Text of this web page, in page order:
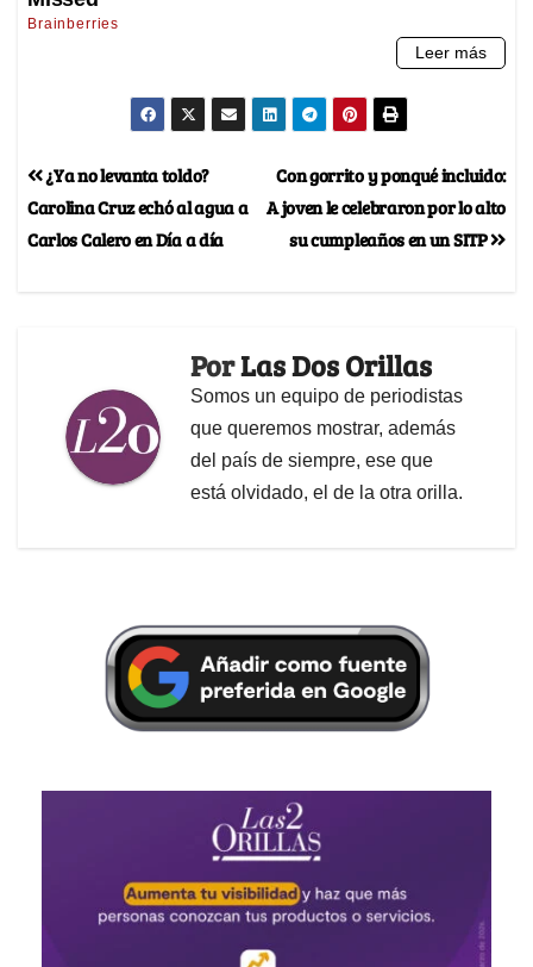
Con gorrito y ponqué incluido:
A joven le celebraron por lo alto
su cumpleaños en un SITP
¿Ya no levanta toldo?
Carolina Cruz echó al agua a
Carlos Calero en Día a día
PorLas Dos Orillas
Somos un equipo de periodistas
que queremos mostrar, además
del país de siempre, ese que
está olvidado, el de la otra orilla.